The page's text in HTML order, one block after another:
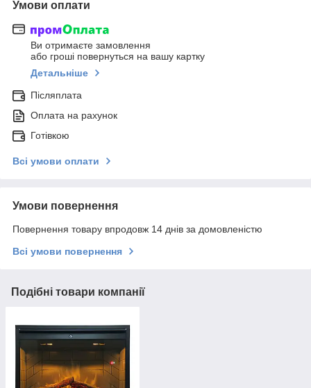
Умови оплати
Ви отримаєте замовлення
або гроші повернуться на вашу картку
Детальніше
Післяплата
Оплата на рахунок
Готівкою
Всі умови оплати
Умови повернення
Повернення товару впродовж 14 днів за домовленістю
Всі умови повернення
Подібні товари компанії